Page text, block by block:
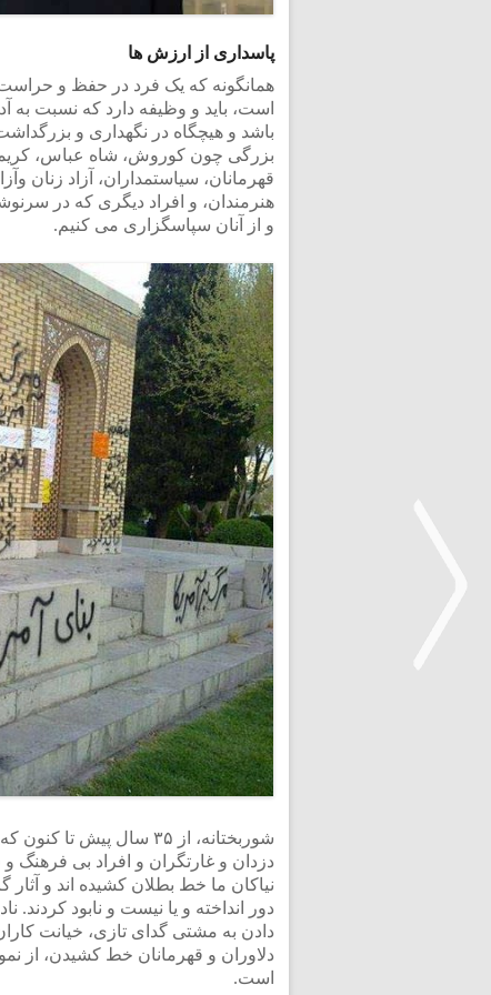
پاسداری از ارزش ها
همانگونه که یک فرد در حفظ و
است، باید و وظیفه دارد که نسبت به
باشد و هیچگاه در نگهداری و
بزرگی چون کوروش، شاه عباس،
قهرمانان، سیاستمداران، آزاد زنان
هنرمندان، و افراد دیگری که در
و از آنان سپاسگزاری می کنیم.
شوربختانه، از ۳۵ سال
دزدان و غارتگران و افراد بی فرهنگ و
نیاکان ما خط بطلان کشیده اند و
دور انداخته و یا نیست و نابود کردند.
دادن به مشتی گدای تازی، خیانت
دلاوران و قهرمانان خط کشیدن، از
است.